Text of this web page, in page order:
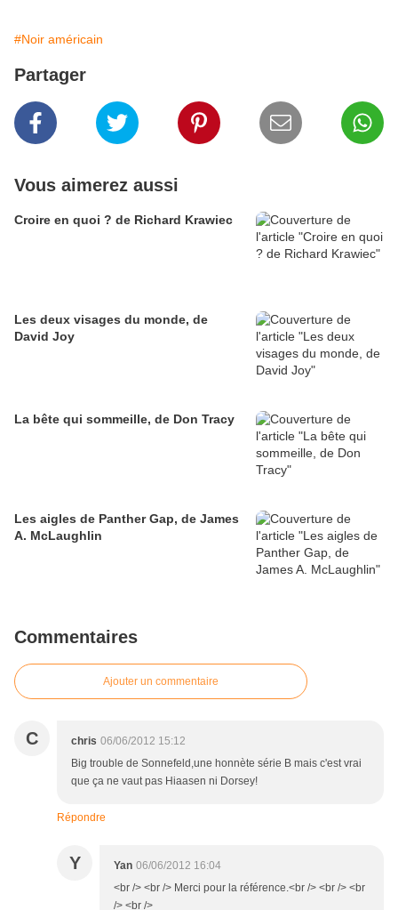
#Noir américain
Partager
Vous aimerez aussi
Croire en quoi ? de Richard Krawiec
Les deux visages du monde, de
David Joy
La bête qui sommeille, de Don Tracy
Les aigles de Panther Gap, de James
A. McLaughlin
Commentaires
Ajouter un commentaire
C chris 06/06/2012 15:12
Big trouble de Sonnefeld,une honnète série B mais c'est vrai
que ça ne vaut pas Hiaasen ni Dorsey!
Répondre
Y Yan 06/06/2012 16:04
<br /> <br /> Merci pour la référence.<br /> <br /> <br
/> <br />